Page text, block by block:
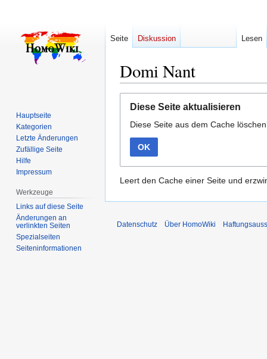
Domi Nant
Navigation
springen
Suche
springen
Diese Seite aktualisieren
Diese Seite aus dem Cache
OK
Leert den Cache einer Seite und
Seite Diskussion Lesen
Hauptseite
Kategorien
Letzte Änderungen
Zufällige Seite
Hilfe
Impressum
Werkzeuge
Links auf diese Seite
Änderungen an
verlinkten Seiten
Spezialseiten
Seiten­­informationen
Datenschutz Über HomoWiki